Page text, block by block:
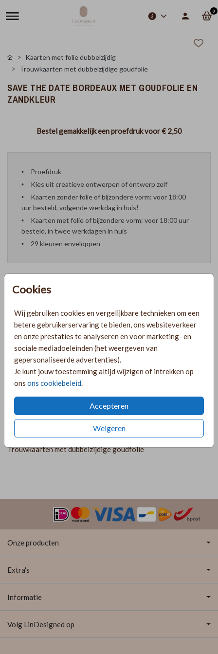
0
Cookies
Wij gebruiken cookies en vergelijkbare technieken om een
betere gebruikerservaring te bieden, ons websiteverkeer
en onze prestaties te analyseren en voor marketing- en
sociale mediadoeleinden (het weergeven van
gepersonaliseerde advertenties).
Je kunt jouw toestemming altijd wijzigen of intrekken op
ons ons cookiebeleid.
Accepteren
Weigeren
Kaarten met folie dubbelzijdig
Trouwkaarten met dubbelzijdige goudfolie
SAVE THE DATE BORDEAUX MET GOUDFOLIE EN
ZANDKLEUR
Bestel gemakkelijk een proefdruk voor€ 2,50
Proefdruk
Kies uit creatieve ontwerpen of ontwerp zelf
Kaarten zonder folie of bijzondere vorm: voor 18:00
uur besteld, volgende werkdag in huis!
Kaarten met folie of bijzondere vorm: voor 18:00 uur
besteld, in twee werkdagen in huis
29 kleuren enveloppen
PRODUCTINFORMATIE
OMSCHRIJVING
Mooie save the date met waterverfvlekken in bordeaux,
oud-roze en zandkleur. Pas dit kaartje naar wens aan door
te kiezen voor andere kleuren of een andere kleur folie.
COLLECTIE
Trouwkaarten met dubbelzijdige goudfolie
Onze producten
Extra's
Informatie
Volg LinDesigned op